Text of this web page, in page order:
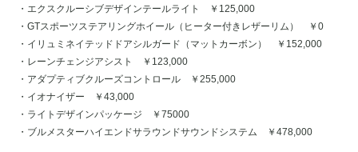
・エクスクルーシブデザインテールライト ￥125,000
・GTスポーツステアリングホイール（ヒーター付きレザーリム） ￥0
・イリュミネイテッドドアシルガード（マットカーボン） ￥152,000
・レーンチェンジアシスト ￥123,000
・アダプティブクルーズコントロール ￥255,000
・イオナイザー ￥43,000
・ライトデザインパッケージ ￥75000
・ブルメスターハイエンドサラウンドサウンドシステム ￥478,000